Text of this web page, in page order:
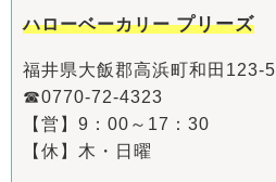
ハローベーカリープリーズ
福井県大飯郡高浜町和田123-5
☎0770-72-4323
【営】9：00～17：30
【休】木・日曜